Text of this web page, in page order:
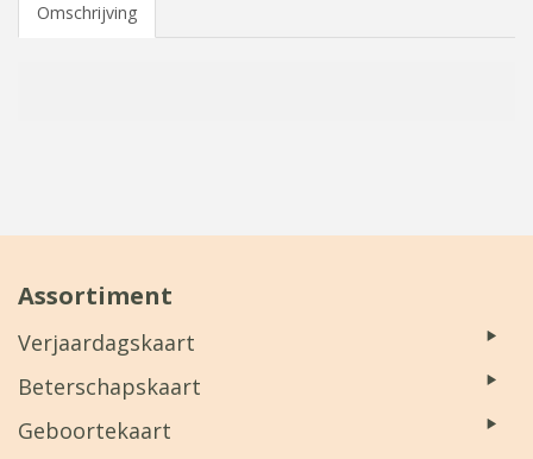
Omschrijving
Assortiment
Verjaardagskaart
Beterschapskaart
Geboortekaart